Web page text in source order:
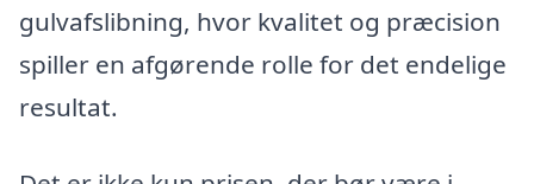
gulvafslibning, hvor kvalitet og præcision
spiller en afgørende rolle for det endelige
resultat.